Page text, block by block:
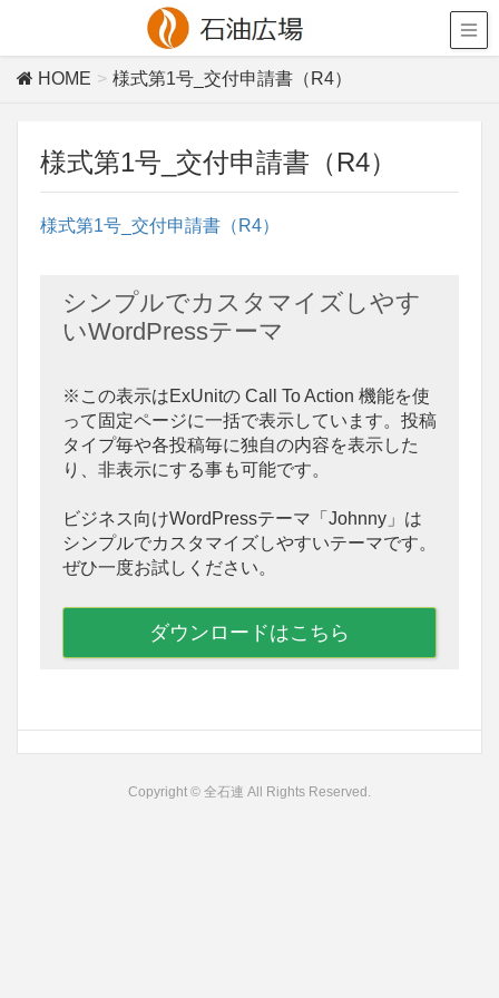
HOME 様式第1号_交付申請書（R4）
様式第1号_交付申請書（R4）
様式第1号_交付申請書（R4）
シンプルでカスタマイズしやす
いWordPressテーマ
※この表示はExUnitの Call To Action 機能を使
って固定ページに一括で表示しています。投稿
タイプ毎や各投稿毎に独自の内容を表示した
り、非表示にする事も可能です。
ビジネス向けWordPressテーマ「Johnny」は
シンプルでカスタマイズしやすいテーマです。
ぜひ一度お試しください。
ダウンロードはこちら
Copyright © 全石連 All Rights Reserved.